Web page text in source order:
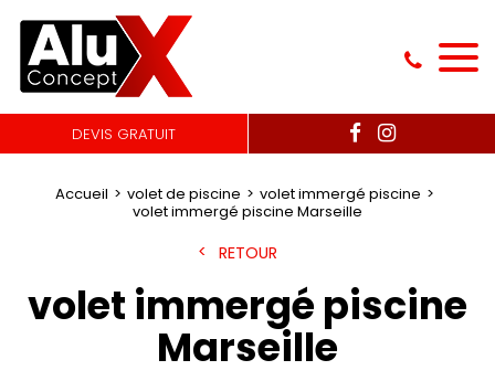
DEVIS GRATUIT
Accueil volet de piscine
volet immergé piscine
volet immergé piscine Marseille
RETOUR
volet immergé piscine
Marseille